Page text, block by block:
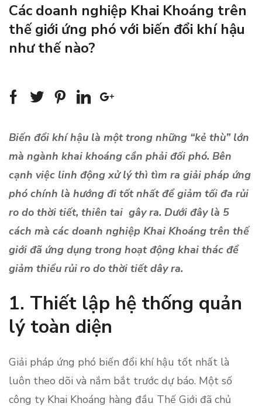
Các doanh nghiệp Khai Khoáng trên
thế giới ứng phó với biến đổi khí hậu
như thế nào?
Biến đổi khí hậu là một trong những “kẻ thù” lớn
mà ngành khai khoáng cần phải đối phó. Bên
cạnh việc linh động xử lý thì tìm ra giải pháp ứng
phó chính là hướng đi tốt nhất để giảm tối đa rủi
ro do thời tiết, thiên tai gây ra. Dưới đây là 5
cách mà các doanh nghiệp Khai Khoáng trên thế
giới đã ứng dụng trong hoạt động khai thác để
giảm thiểu rủi ro do thời tiết dây ra.
1. Thiết lập hệ thống quản
lý toàn diện
Giải pháp ứng phó biến đổi khí hậu tốt nhất là
luôn theo dõi và nắm bắt trước dự báo. Một số
công ty Khai Khoáng hàng đầu Thế Giới đã chủ